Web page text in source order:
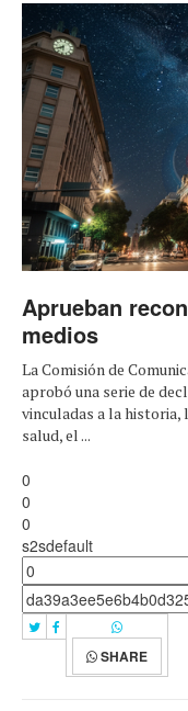
Aprueban
medios
La Comisión de
aprobó una serie de
vinculadas a la historia,
salud, el ...
0
0
0
s2sdefault
SHARE